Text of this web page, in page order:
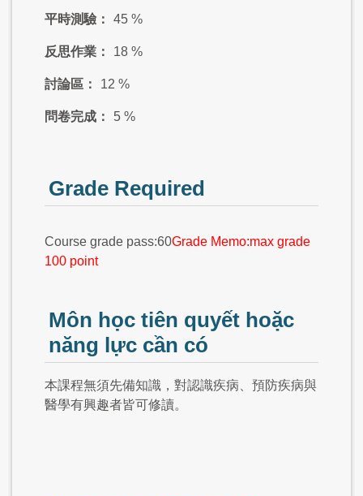
平時測驗： 45 %
反思作業： 18 %
討論區： 12 %
問卷完成： 5 %
Grade Required
Course grade pass:60Grade Memo:max grade
100 point
Môn học tiên quyết hoặc
năng lực cần có
本課程無須先備知識，對認識疾病、預防疾病與
醫學有興趣者皆可修讀。